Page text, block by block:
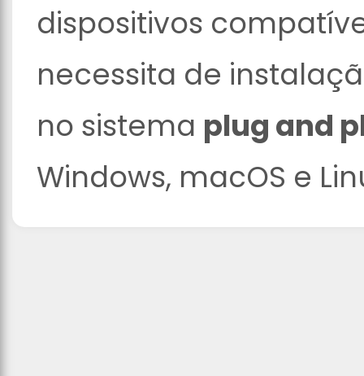
dispositivos
necessita de
no sistema plug and
Windows, macOS e